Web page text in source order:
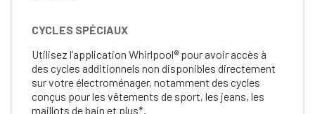
CYCLES SPÉCIAUX
Utilisez l’application Whirlpool® pour avoir accès à
des cycles additionnels non disponibles directement
sur votre électroménager, notamment des cycles
conçus pour les vêtements de sport, les jeans, les
maillots de bain et plus*.